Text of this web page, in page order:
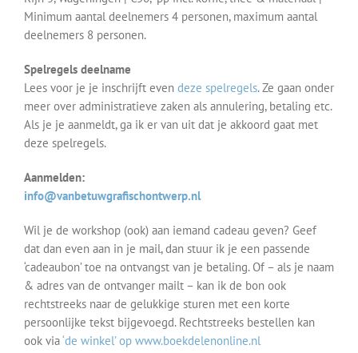
Minimum aantal deelnemers 4 personen, maximum aantal
deelnemers 8 personen.
Spelregels deelname
Lees voor je je inschrijft even deze spelregels. Ze gaan onder
meer over administratieve zaken als annulering, betaling etc.
Als je je aanmeldt, ga ik er van uit dat je akkoord gaat met
deze spelregels.
Aanmelden:
info@vanbetuwgrafischontwerp.nl
Wil je de workshop (ook) aan iemand cadeau geven? Geef
dat dan even aan in je mail, dan stuur ik je een passende
‘cadeaubon’ toe na ontvangst van je betaling. Of – als je naam
& adres van de ontvanger mailt – kan ik de bon ook
rechtstreeks naar de gelukkige sturen met een korte
persoonlijke tekst bijgevoegd. Rechtstreeks bestellen kan
ook via‘de winkel’ op www.boekdelenonline.nl